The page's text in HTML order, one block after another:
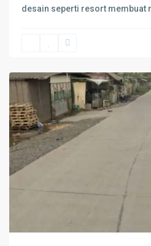
desain seperti resort membuat